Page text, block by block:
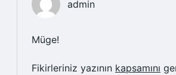
admin
Müge!
Fikirleriniz yazının kapsamını